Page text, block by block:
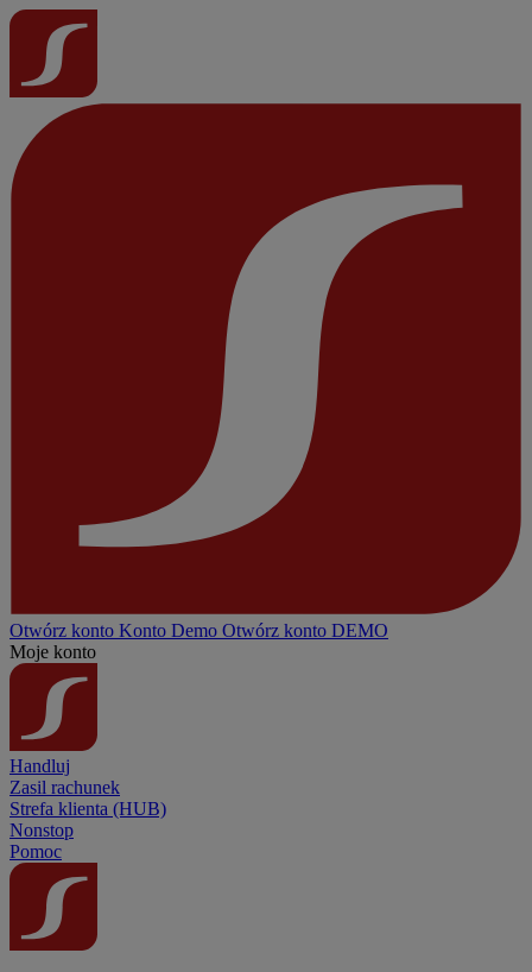
Otwórz konto Konto Demo Otwórz konto DEMO
Moje konto
Handluj
Zasil rachunek
Strefa klienta (HUB)
Nonstop
Pomoc